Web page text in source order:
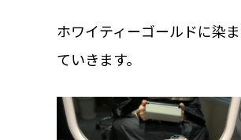
ホワイティーゴールドに染
ていきます。